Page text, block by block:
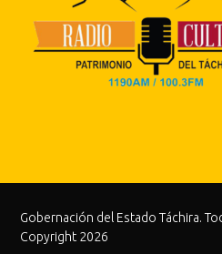
Gobernación del Estado Táchira.
Copyright 2026